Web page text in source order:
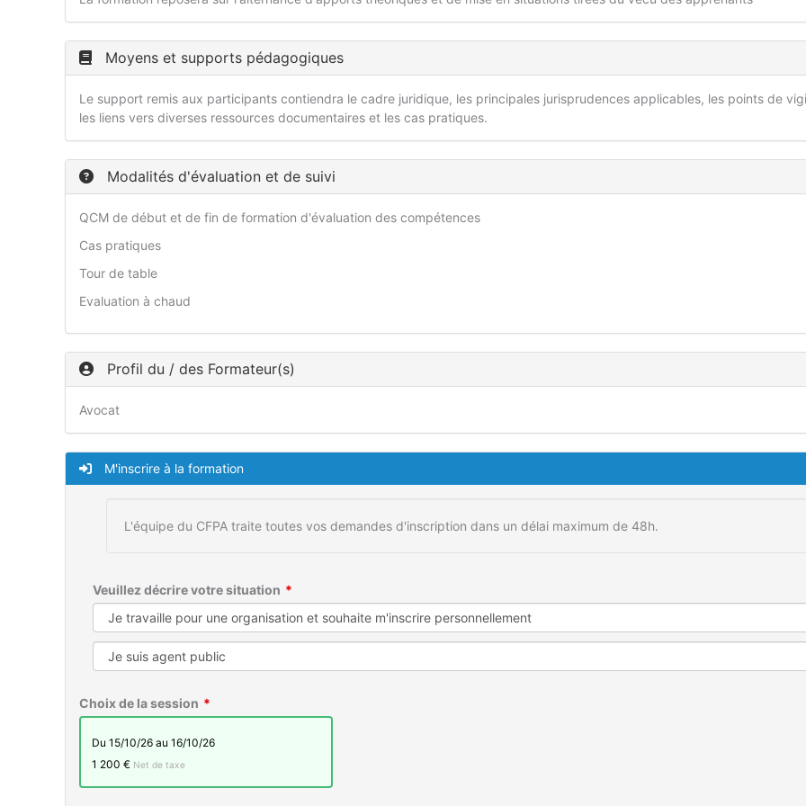
Moyens et supports pédagogiques
Le support remis aux participants contiendra le cadre juridique, les principales jurisprudences applicables, les points de
les liens vers diverses ressources documentaires et les cas pratiques.
Modalités d'évaluation et de suivi
QCM de début et de fin de formation d'évaluation des compétences
Cas pratiques
Tour de table
Evaluation à chaud
Profil du / des Formateur(s)
Avocat
M'inscrire à la formation
L'équipe du CFPA traite toutes vos demandes d'inscription dans un délai maximum de 48h.
Veuillez décrire votre situation
Choix de la session
du 15/10/26 au 16/10/26
1 200 € Net de taxe